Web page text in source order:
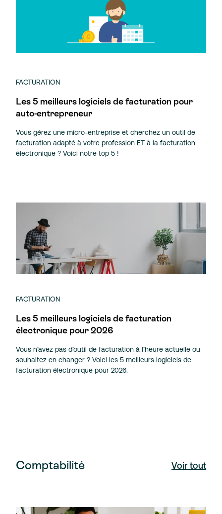
FACTURATION
Les 5 meilleurs logiciels de facturation pour
auto-entrepreneur
Vous gérez une micro-entreprise et cherchez un outil de
facturation adapté à votre profession ET à la facturation
électronique ? Voici notre top 5 !
FACTURATION
Les 5 meilleurs logiciels de facturation
électronique pour 2026
Vous n’avez pas d’outil de facturation à l’heure actuelle ou
souhaitez en changer ? Voici les 5 meilleurs logiciels de
facturation électronique pour 2026.
Comptabilité Voir tout